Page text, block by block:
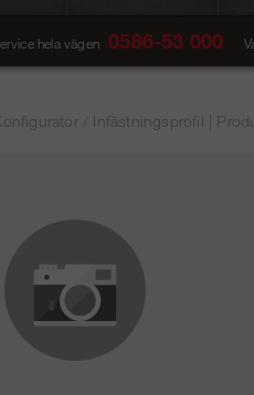
hela vägen 0586-53 000
/ Infästningsprofil |